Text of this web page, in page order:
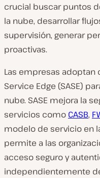
crucial buscar puntos
la nube, desarrollar
supervisión, generar
proactivas.
Las empresas adoptan
Service Edge (SASE)
nube. SASE mejora la
servicios como CASB,
modelo de servicio en
permite a las
acceso seguro y
independientemente